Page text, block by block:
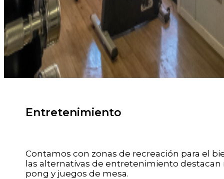
Entretenimiento
Contamos con zonas de recreación para el
las alternativas de entretenimiento destacan
pong y juegos de mesa.